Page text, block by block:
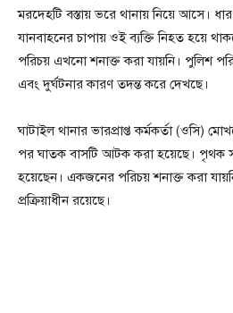
মরদেহটি বস্তায় ভরে থানায় নিয়ে আসে।
যানবাহনের চাপায় ওই ব্যক্তি নিহত হয়ে
পরিচয় এখনো শনাক্ত করা যায়নি। পুলিশ
এবং দুর্ঘটনার কারণ তদন্ত করে দেখছে।
ঘাটাইল থানার ভারপ্রাপ্ত কর্মকর্তা (ওসি)
পর ঘাতক বাসটি আটক করা হয়েছে। পৃথক
হয়েছেন। একজনের পরিচয় শনাক্ত করা
প্রক্রিয়াধীন রয়েছে।